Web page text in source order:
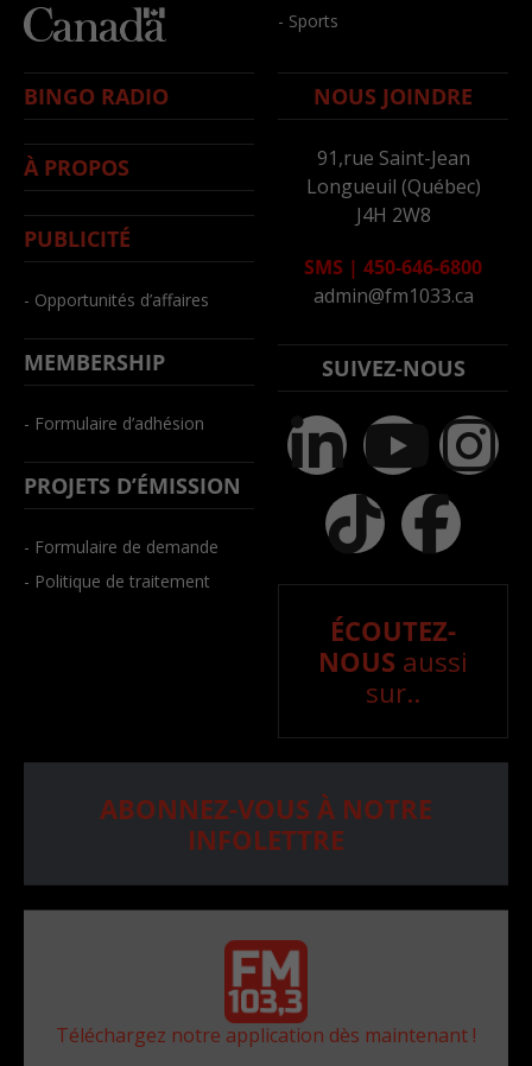
- Sports
BINGO RADIO
À PROPOS
PUBLICITÉ
- Opportunités d’affaires
MEMBERSHIP
- Formulaire d’adhésion
PROJETS D’ÉMISSION
- Formulaire de demande
- Politique de traitement
NOUS JOINDRE
91,rue Saint-Jean
Longueuil (Québec)
J4H 2W8
SMS | 450-646-6800
admin@fm1033.ca
SUIVEZ-NOUS
ÉCOUTEZ-
NOUS aussi
sur..
ABONNEZ-VOUS À NOTRE
INFOLETTRE
Téléchargez notre application dès maintenant !